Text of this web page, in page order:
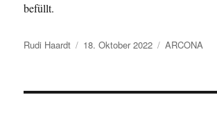
befüllt.
Autor
Rudi Haardt
Veröffentlicht
18. Oktober 2022 Kategorien
ARCONA